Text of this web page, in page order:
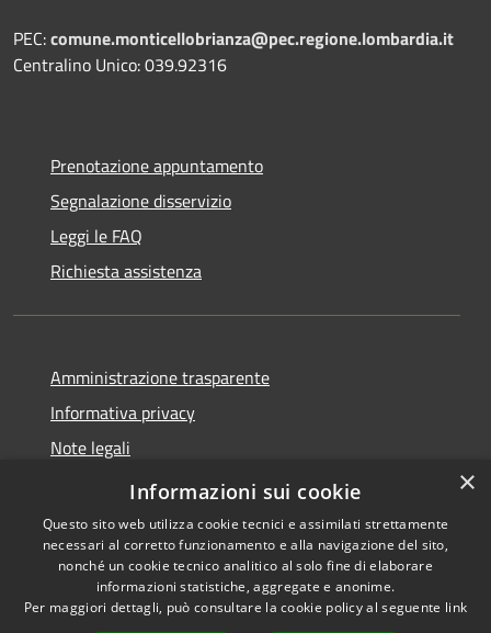
PEC:comune.monticellobrianza@pec.regione.lombardia.it
Centralino Unico: 039.92316
Prenotazione appuntamento
Segnalazione disservizio
Leggi le FAQ
Richiesta assistenza
Amministrazione trasparente
Informativa privacy
Note legali
Dichiarazione di accessibilità
Accessibilità
Copyright © 2026 • Comune di
Monticello Brianza • Powered
×
Informazioni sui cookie
Questo sito web utilizza cookie tecnici e assimilati strettamente
necessari al corretto funzionamento e alla navigazione del sito,
nonché un cookie tecnico analitico al solo fine di elaborare
informazioni statistiche, aggregate e anonime.
Per maggiori dettagli, può consultare la cookie policy al seguente link